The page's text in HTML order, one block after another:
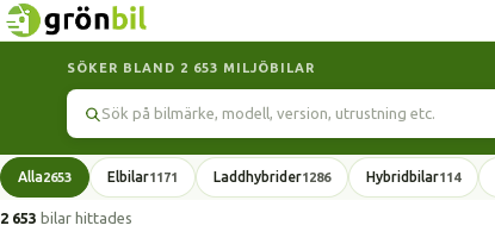
SÖKER BLAND 2 653 MILJÖBILAR
Alla2653 Elbilar1171 Laddhybrider1286 Hybridbilar114
2 653 bilar hittades